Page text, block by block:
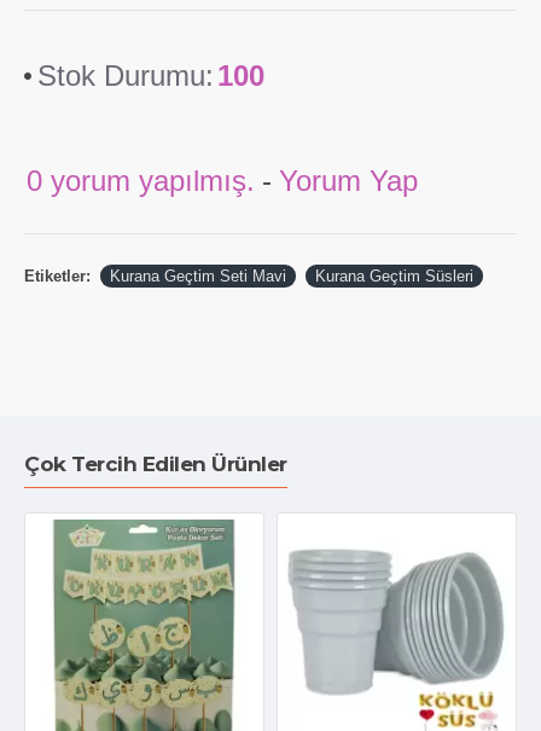
Stok Durumu: 100
0 yorum yapılmış. - Yorum Yap
Etiketler: Kurana Geçtim Seti Mavi Kurana Geçtim Süsleri
Çok Tercih Edilen Ürünler